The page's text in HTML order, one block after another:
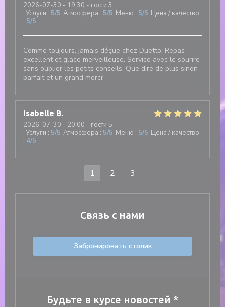
2026-07-30 - 19:30 - гости 3
Услуги : 5/5 Атмосфера : 5/5 Меню : 5/5 Цена / качество
: 5/5
Comme toujours, jamais déçue chez Duetto. Repas
excellent et glace merveilleuse. Service avec le sourire
sans oublier les petits conseils. Que dire de plus sinon
parfait et un grand merci!
Isabelle B
2026-07-30 - 20:00 - гости 5
Услуги : 5/5 Атмосфера : 5/5 Меню : 5/5 Цена / качество
: 4/5
1 2 3
Связь с нами
Забронировать столик
Будьте в курсе новостей *